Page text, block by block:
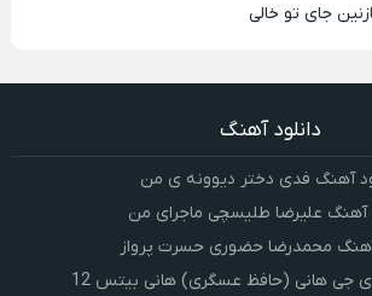
جای تو خالی
دانلود آهنگ
آهنگ فدی دختر دیوونه ی من
آهنگ علیرضا طلیسچی ماجرای من
آهنگ محمدرضا حضورى حسرت پرواز
جی هانی (حافظ عسگری) هانی بیتس 12